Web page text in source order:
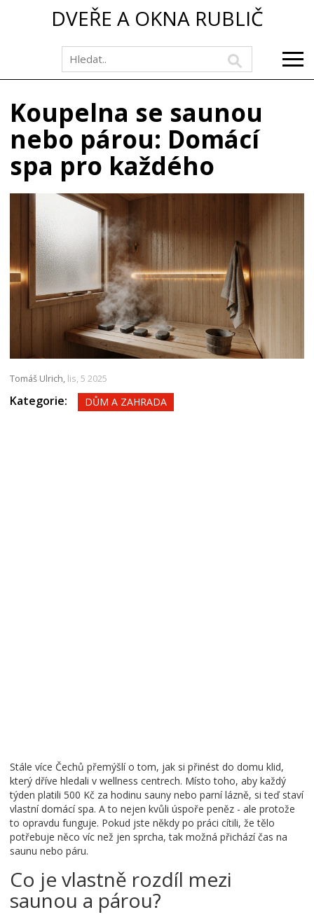
DVEŘE A OKNA RUBLIČ
Koupelna se saunou
nebo párou: Domácí
spa pro každého
Tomáš Ulrich, lis, 5 2025
Kategorie: DŮM A ZAHRADA
Stále více Čechů přemýšlí o tom, jak si přinést do domu klid,
který dříve hledali v wellness centrech. Místo toho, aby každý
týden platili 500 Kč za hodinu sauny nebo parní lázně, si teď staví
vlastní domácí spa. A to nejen kvůli úspoře peněz - ale protože
to opravdu funguje. Pokud jste někdy po práci cítili, že tělo
potřebuje něco víc než jen sprcha, tak možná přichází čas na
saunu nebo páru.
Co je vlastně rozdíl mezi
saunou a párou?